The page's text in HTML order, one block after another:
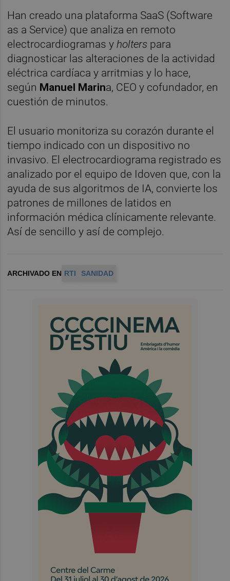
Han creado una plataforma SaaS (Software
as a Service) que analiza en remoto
electrocardiogramas yholters para
diagnosticar las alteraciones de la actividad
eléctrica cardíaca y arritmias y lo hace,
según Manuel Marina, CEO y cofundador, en
cuestión de minutos.
El usuario monitoriza su corazón durante el
tiempo indicado con un dispositivo no
invasivo. El electrocardiograma registrado es
analizado por el equipo de Idoven que, con la
ayuda de sus algoritmos de IA, convierte los
patrones de millones de latidos en
información médica clínicamente relevante.
Así de sencillo y así de complejo.
ARCHIVADO EN RTI SANIDAD